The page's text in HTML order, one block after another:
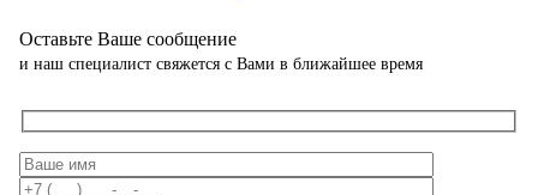
Оставьте Ваше сообщение
и наш специалист свяжется с Вами в ближайшее время